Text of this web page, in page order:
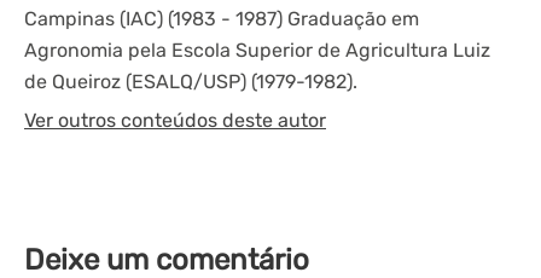
Campinas (IAC) (1983 - 1987) Graduação em
Agronomia pela Escola Superior de Agricultura Luiz
de Queiroz (ESALQ/USP) (1979-1982).
Ver outros conteúdos deste autor
Deixe um comentário